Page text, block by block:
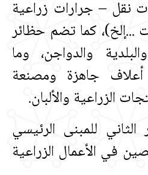
نقل – جرارات زراعية
‏.‏‏.‏‏.‏إلخ‏)‏، كما تضم حظائر
والدواجن، وما
جاهزة ومصنعة
الزراعية والألبان‏.‏
للمبنى الرئيسي
في الأعمال الزراعية